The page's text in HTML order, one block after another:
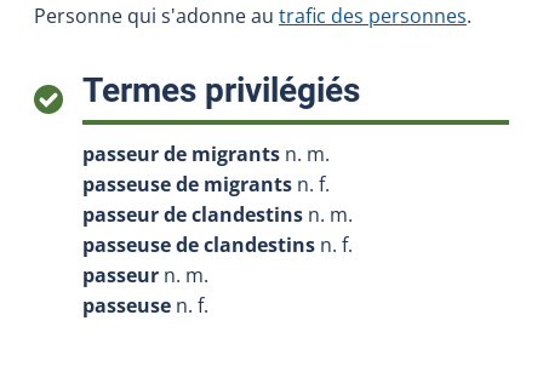
Personne qui s'adonne au trafic des personnes.
Termes privilégiés:
passeur de migrants n. m.
passeuse de migrants n. f.
passeur de clandestins n. m.
passeuse de clandestins n. f.
passeur n. m.
passeuse n. f.